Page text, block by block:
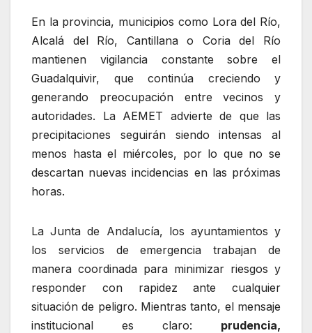
En la provincia, municipios como Lora del Río,
Alcalá del Río, Cantillana o Coria del Río
mantienen vigilancia constante sobre el
Guadalquivir, que continúa creciendo y
generando preocupación entre vecinos y
autoridades. La AEMET advierte de que las
precipitaciones seguirán siendo intensas al
menos hasta el miércoles, por lo que no se
descartan nuevas incidencias en las próximas
horas.
La Junta de Andalucía, los ayuntamientos y
los servicios de emergencia trabajan de
manera coordinada para minimizar riesgos y
responder con rapidez ante cualquier
situación de peligro. Mientras tanto, el mensaje
institucional es claro: prudencia,